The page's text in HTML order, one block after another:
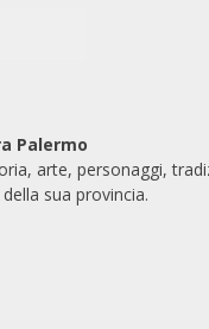
Palermo
arte, personaggi,
sua provincia.